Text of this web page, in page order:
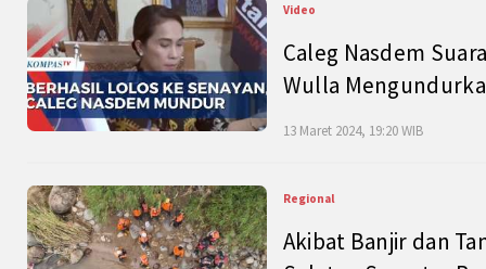
Video
Caleg Nasdem
Wulla
13 Maret 2024, 19:20 WIB
Regional
Akibat Banjir dan